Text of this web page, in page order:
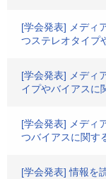
[学会発表] メディ
つステレオタイプ
[学会発表] メディ
イプやバイアスに
[学会発表] メディ
つバイアスに関す
[学会発表] 情報を